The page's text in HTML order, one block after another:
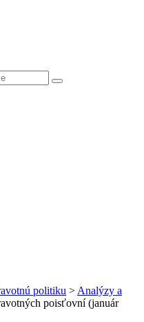
politiku > Analýzy a
poisťovní (január